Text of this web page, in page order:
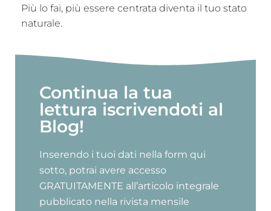
Più lo fai, più essere centrata diventa il tuo stato
naturale.
Continua la tua
lettura iscrivendoti al
Blog!
Inserendo i tuoi dati nella form qui
sotto, potrai avere accesso
GRATUITAMENTE all’articolo integrale
pubblicato nella rivista mensile